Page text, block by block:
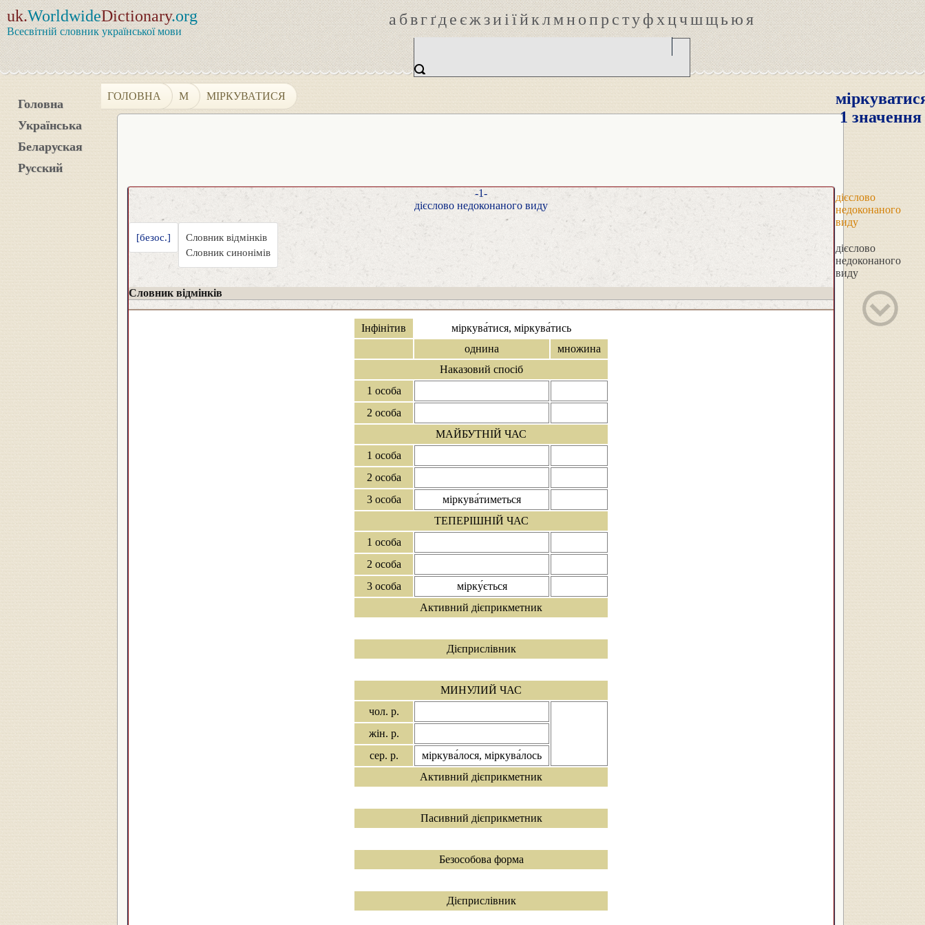
uk.WorldwideDictionary.org
Всесвітній словник української мови
абвгґдеєжзиіїйклмнопрстуфхцчшщьюя
Головна
Українська
Беларуская
Русский
ГОЛОВНА М МІРКУВАТИСЯ
1 значення
дієслово
недоконаного
виду
дієслово
недоконаного
виду
-1-
дієслово недоконаного виду
[безос.]
Словник відмінків
Словник синонімів
Словник відмінків
Інфінітив
міркува́тися, міркува́тись
однина
множина
Наказовий спосіб
1 особа
2 особа
МАЙБУТНІЙ ЧАС
1 особа
2 особа
3 особа
міркува́тиметься
ТЕПЕРІШНІЙ ЧАС
1 особа
2 особа
3 особа
мірку́ється
Активний дієприкметник
Дієприслівник
МИНУЛИЙ ЧАС
чол. р.
жін. р.
сер. р.
міркува́лося, міркува́лось
Активний дієприкметник
Пасивний дієприкметник
Безособова форма
Дієприслівник